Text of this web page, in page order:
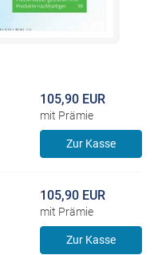
105,90 EUR
mit Prämie
Zur Kasse
105,90 EUR
mit Prämie
Zur Kasse